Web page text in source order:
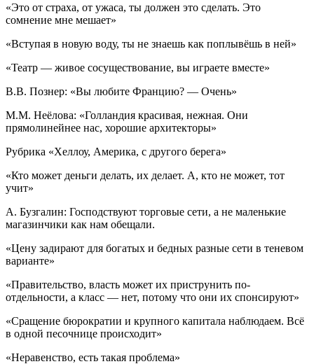
«Это от страха, от ужаса, ты должен это сделать. Это
сомнение мне мешает»
«Вступая в новую воду, ты не знаешь как поплывёшь в ней»
«Театр — живое сосуществование, вы играете вместе»
В.В. Познер: «Вы любите Францию? — Очень»
М.М. Неёлова: «Голландия красивая, нежная. Они
прямолинейнее нас, хорошие архитекторы»
Рубрика «Хеллоу, Америка, с другого берега»
«Кто может деньги делать, их делает. А, кто не может, тот
учит»
А. Бузгалин: Господствуют торговые сети, а не маленькие
магазинчики как нам обещали.
«Цену задирают для богатых и бедных разные сети в теневом
варианте»
«Правительство, власть может их приструнить по-
отдельности, а класс — нет, потому что они их спонсируют»
«Сращение бюрократии и крупного капитала наблюдаем. Всё
в одной песочнице происходит»
«Неравенство, есть такая проблема»